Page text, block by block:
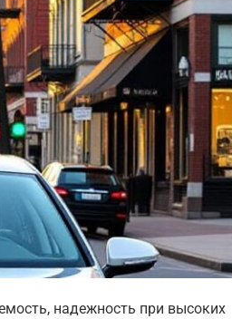
надежность при высоких